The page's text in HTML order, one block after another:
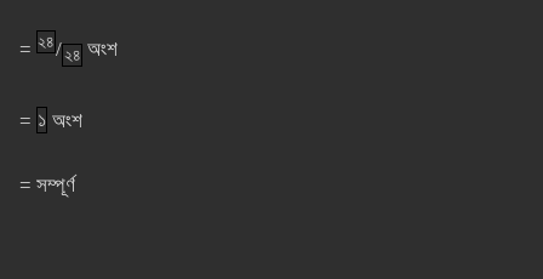
= ২৪/২৪ অংশ
= ১ অংশ
= সম্পূর্ণ